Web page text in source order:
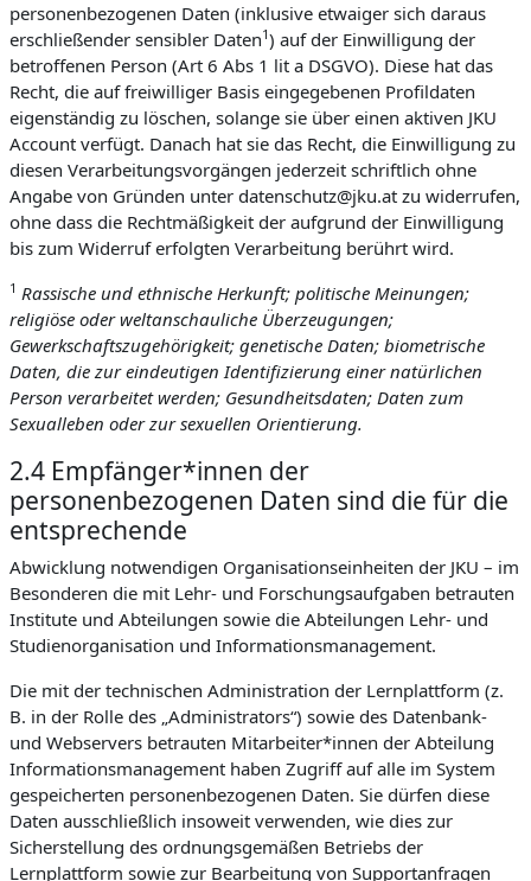
personenbezogenen Daten (inklusive etwaiger sich daraus
erschließender sensibler Daten1) auf der Einwilligung der
betroffenen Person (Art 6 Abs 1 lit a DSGVO). Diese hat das
Recht, die auf freiwilliger Basis eingegebenen Profildaten
eigenständig zu löschen, solange sie über einen aktiven JKU
Account verfügt. Danach hat sie das Recht, die Einwilligung zu
diesen Verarbeitungsvorgängen jederzeit schriftlich ohne
Angabe von Gründen unter datenschutz@jku.at zu widerrufen,
ohne dass die Rechtmäßigkeit der aufgrund der Einwilligung
bis zum Widerruf erfolgten Verarbeitung berührt wird.
1 Rassische und ethnische Herkunft; politische Meinungen;
religiöse oder weltanschauliche Überzeugungen;
Gewerkschaftszugehörigkeit; genetische Daten; biometrische
Daten, die zur eindeutigen Identifizierung einer natürlichen
Person verarbeitet werden; Gesundheitsdaten; Daten zum
Sexualleben oder zur sexuellen Orientierung.
2.4 Empfänger*innen der
personenbezogenen Daten sind die für die
entsprechende
Abwicklung notwendigen Organisationseinheiten der JKU – im
Besonderen die mit Lehr- und Forschungsaufgaben betrauten
Institute und Abteilungen sowie die Abteilungen Lehr- und
Studienorganisation und Informationsmanagement.
Die mit der technischen Administration der Lernplattform (z.
B. in der Rolle des „Administrators“) sowie des Datenbank-
und Webservers betrauten Mitarbeiter*innen der Abteilung
Informationsmanagement haben Zugriff auf alle im System
gespeicherten personenbezogenen Daten. Sie dürfen diese
Daten ausschließlich insoweit verwenden, wie dies zur
Sicherstellung des ordnungsgemäßen Betriebs der
Lernplattform sowie zur Bearbeitung von Supportanfragen